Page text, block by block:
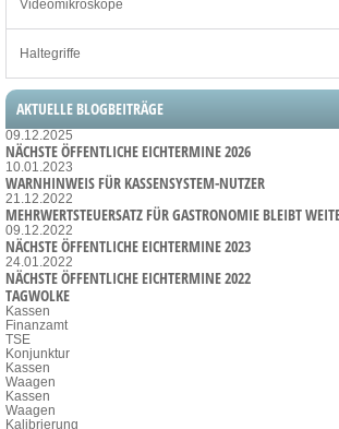
Videomikroskope
Haltegriffe
AKTUELLE BLOGBEITRÄGE
09.12.2025
NÄCHSTE ÖFFENTLICHE EICHTERMINE 2026
10.01.2023
WARNHINWEIS FÜR KASSENSYSTEM-NUTZER
21.12.2022
MEHRWERTSTEUERSATZ FÜR GASTRONOMIE BLEIBT
09.12.2022
NÄCHSTE ÖFFENTLICHE EICHTERMINE 2023
24.01.2022
NÄCHSTE ÖFFENTLICHE EICHTERMINE 2022
TAGWOLKE
Kassen
Finanzamt
TSE
Konjunktur
Kassen
Waagen
Kassen
Waagen
Kalibrierung